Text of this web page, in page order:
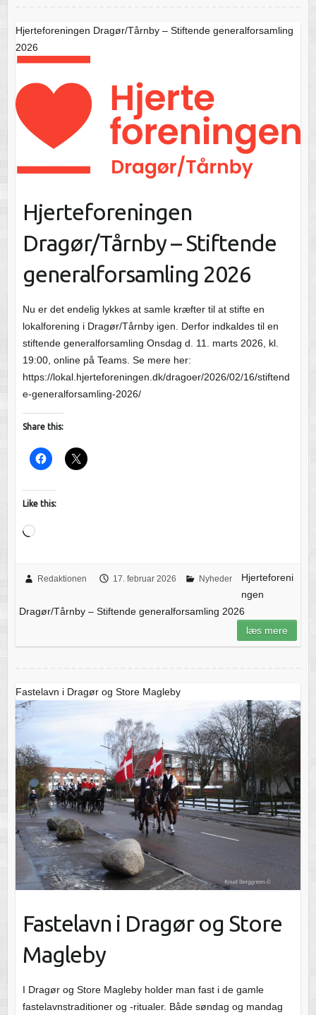
Hjerteforeningen Dragør/Tårnby – Stiftende generalforsamling
2026
Hjerteforeningen
Dragør/Tårnby – Stiftende
generalforsamling 2026
Nu er det endelig lykkes at samle kræfter til at stifte en
lokalforening i Dragør/Tårnby igen. Derfor indkaldes til en
stiftende generalforsamling Onsdag d. 11. marts 2026, kl.
19:00, online på Teams. Se mere her:
https://lokal.hjerteforeningen.dk/dragoer/2026/02/16/stiftend
e-generalforsamling-2026/
Share this:
Like this:
Loading…
Redaktionen 17. februar 2026 Nyheder
Hjerteforeni
ngen
Dragør/Tårnby – Stiftende generalforsamling 2026
læs mere
Fastelavn i Dragør og Store Magleby
Fastelavn i Dragør og Store
Magleby
I Dragør og Store Magleby holder man fast i de gamle
fastelavnstraditioner og -ritualer. Både søndag og mandag